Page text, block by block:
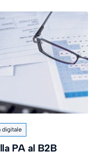
digitale
PA al B2B